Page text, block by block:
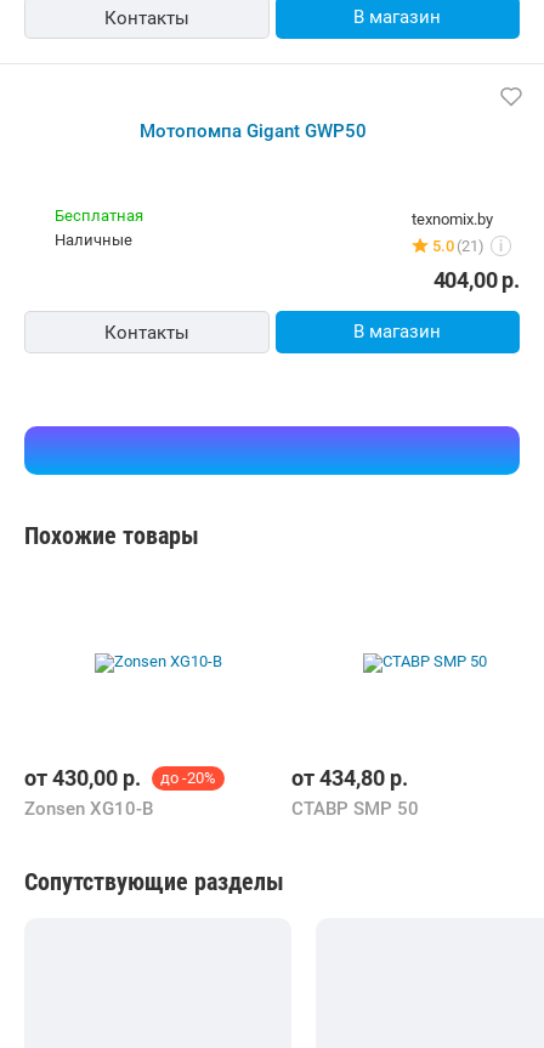
Контакты В магазин
Мотопомпа Gigant GWP50
texnomix.by
5.0 (21) i
Бесплатная
наличные
404,00р.
Контакты В магазин
Похожие товары
от430,00 р. до -20%
Zonsen XG10-B
от434,80 р.
СТАВР SMP 50
Сопутствующие разделы